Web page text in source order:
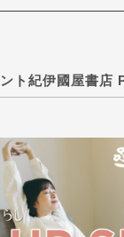
ト紀伊國屋書店